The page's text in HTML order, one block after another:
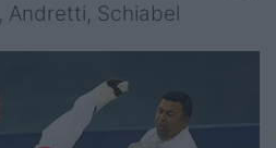
Andretti, Schiabel